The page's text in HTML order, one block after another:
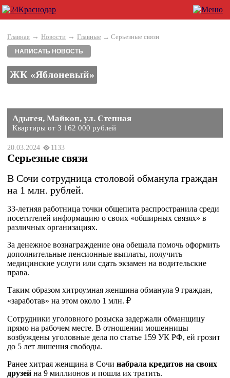
Главная → Новости → Главные → Серьезные связи
НАПИСАТЬ НОВОСТЬ
ЖК «Яблоневый»
Адыгея, Майкоп, ул. Степная
Квартиры от 3 162 000 рублей
20.03.2024 1133
Серьезные связи
В Сочи сотрудница столовой обманула граждан
на 1 млн. рублей.
33-летняя работница точки общепита распространила среди
посетителей информацию о своих «обширных связях» в
различных организациях.
За денежное вознаграждение она обещала помочь оформить
дополнительные пенсионные выплаты, получить
медицинские услуги или сдать экзамен на водительские
права.
Таким образом хитроумная женщина обманула 9 граждан,
«заработав» на этом около 1 млн. ₽
Сотрудники уголовного розыска задержали обманщицу
прямо на рабочем месте. В отношении мошенницы
возбуждены уголовные дела по статье 159 УК РФ, ей грозит
до 5 лет лишения свободы.
Ранее хитрая женщина в Сочи набрала кредитов на своих
друзей на 9 миллионов и пошла их тратить.